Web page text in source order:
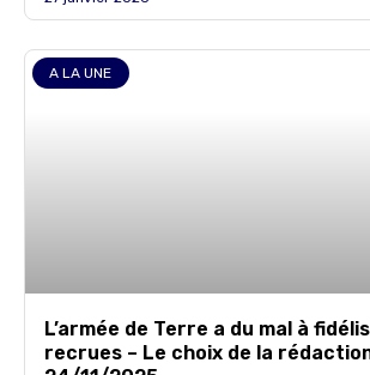
A LA UNE
L’armée de Terre a du mal à
recrues – Le choix de la rédaction